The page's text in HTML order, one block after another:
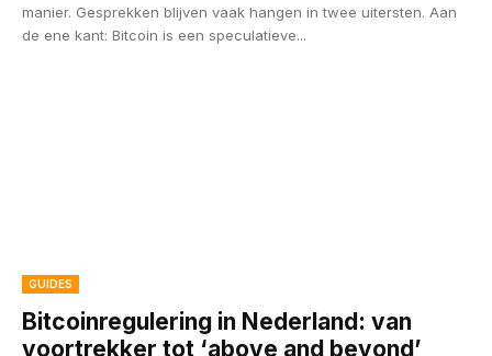
manier. Gesprekken blijven vaak hangen in twee uitersten. Aan
de ene kant: Bitcoin is een speculatieve...
GUIDES
Bitcoinregulering in Nederland: van
voortrekker tot ‘above and beyond’